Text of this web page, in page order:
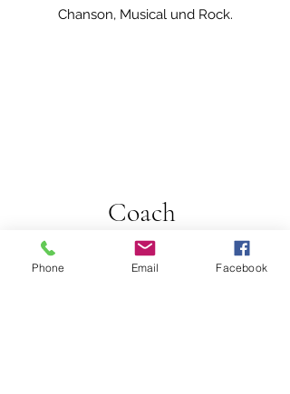
Chanson, Musical und Rock.
Coach
Mit großer Empathie begleite ich Gruppen
und einzelne Personen..
Phone Email Facebook